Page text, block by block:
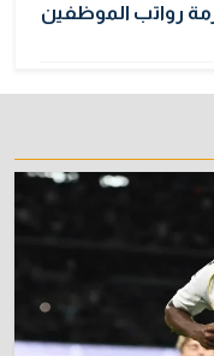
إتلاف أكثر من 106 كغم مخدرات و22 ألف قرص في
الإصابات